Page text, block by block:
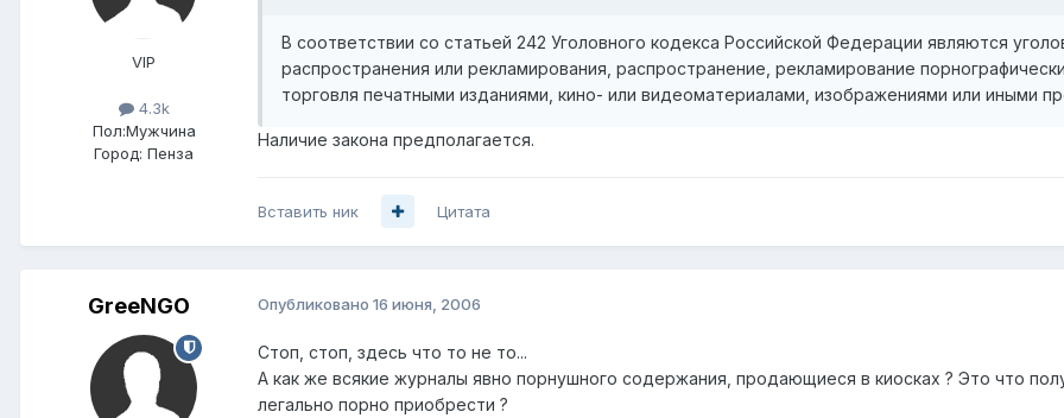
VIP
4.3k
Пол:Мужчина
Город: Пенза
В соответствии со статьей 242 Уголовного кодекса Российской Федерации являются
распространения или рекламирования, распространение, рекламирование
торговля печатными изданиями, кино- или видеоматериалами, изображениями или иными
Наличие закона предполагается.
Вставить ник Цитата
GreeNGO Опубликовано 16 июня, 2006
Cтоп, стоп, здесь что то не то...
А как же всякие журналы явно порнушного содержания, продающиеся в киосках ? Это что
легально порно приобрести ?